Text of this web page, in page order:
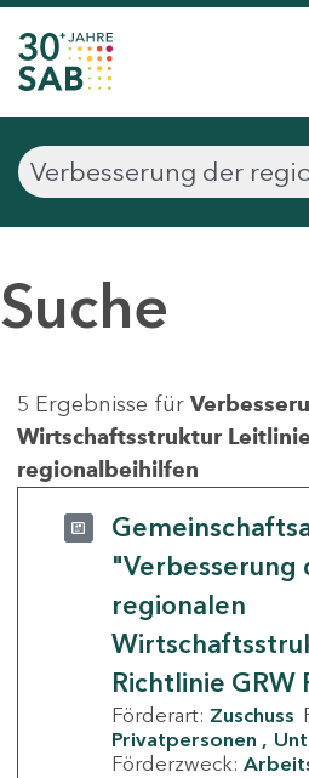
Suche
5 Ergebnisse für
Wirtschaftsstruktur
regionalbeihilfen
"Verbesserung
regionalen
Richtlinie GRW
Förderart: Zuschuss
Privatpersonen
Förderzweck: